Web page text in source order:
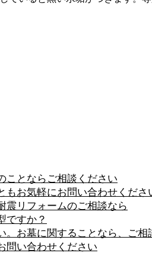
ことならご相談ください
もお気軽にお問い合わせくださ
震リフォームのご相談なら
ですか？
お墓に関することなら、ご相
い合わせください